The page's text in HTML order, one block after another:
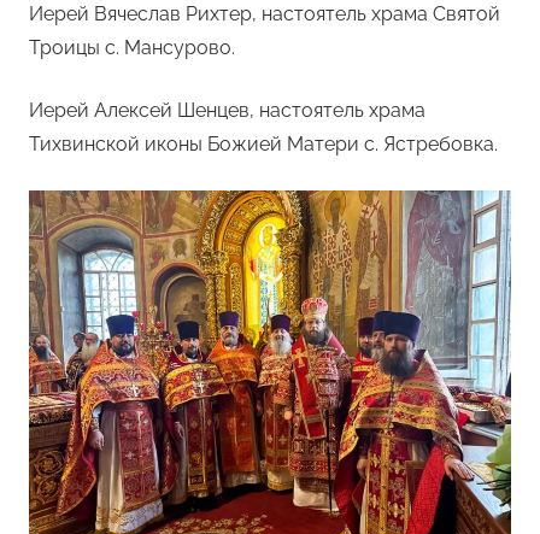
Иерей Вячеслав Рихтер, настоятель храма Святой
Троицы с. Мансурово.
Иерей Алексей Шенцев, настоятель храма
Тихвинской иконы Божией Матери с. Ястребовка.